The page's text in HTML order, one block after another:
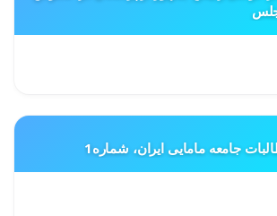
جامعه مامایی ایران، شماره1